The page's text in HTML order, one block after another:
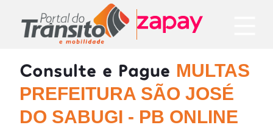
Consulte e Pague MULTAS
PREFEITURA SÃO JOSÉ
DO SABUGI - PB ONLINE